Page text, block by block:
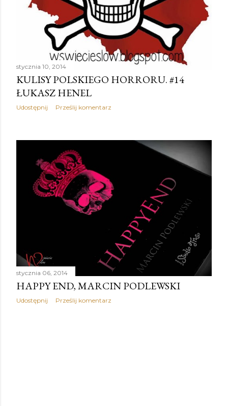
stycznia 10, 2014
KULISY POLSKIEGO HORRORU. #14
ŁUKASZ HENEL
Udostępnij Prześlij komentarz
stycznia 06, 2014
HAPPY END, MARCIN PODLEWSKI
Udostępnij Prześlij komentarz